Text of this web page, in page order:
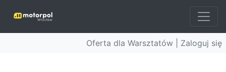
Oferta dla Warsztatów | Zaloguj się